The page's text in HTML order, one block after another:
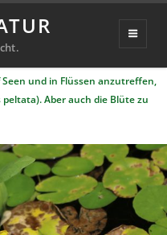
und in Flüssen anzutreffen,
Aber auch die Blüte zu